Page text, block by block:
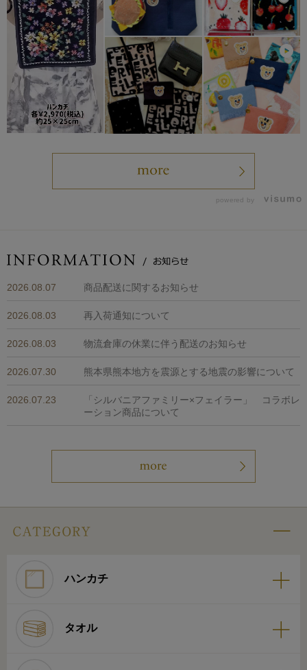
powered by
2026.08.07 商品配送に関するお知らせ
2026.08.03 再入荷通知について
2026.08.03 物流倉庫の休業に伴う配送のお知らせ
2026.07.30 熊本県熊本地方を震源とする地震の影響について
2026.07.23
「シルバニアファミリー×フェイラー」 コラボレ
ーション商品について
ハンカチ
タオル